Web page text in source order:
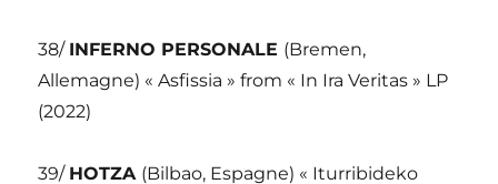
38/ INFERNO PERSONALE (Bremen,
Allemagne) « Asfissia » from « In Ira Veritas » LP
(2022)
39/ HOTZA (Bilbao, Espagne) « Iturribideko